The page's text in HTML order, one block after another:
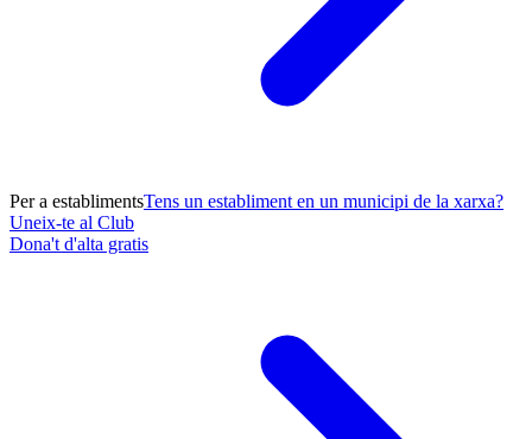
Per a establimentsTens un establiment en un municipi de la xarxa?
Uneix-te al Club
Dona't d'alta gratis